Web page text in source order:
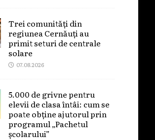
Trei comunități din
regiunea Cernăuți au
primit seturi de centrale
solare
07.08.2026
5.000 de grivne pentru
elevii de clasa întâi: cum se
poate obține ajutorul prin
programul „Pachetul
școlarului”